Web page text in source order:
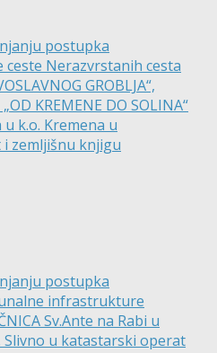
postupka
ceste Nerazvrstanih cesta
GROBLJA“,
„OD KREMENE DO SOLINA“
k.o. Kremena u
zemljišnu knjigu
postupka
infrastrukture
Sv.Ante na Rabi u
Slivno u katastarski operat